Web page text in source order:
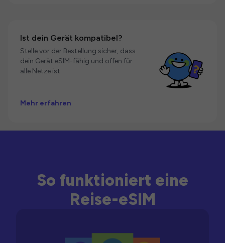
Ist dein Gerät kompatibel?
Stelle vor der Bestellung sicher, dass
dein Gerät eSIM-fähig und offen für
alle Netze ist.
Mehr erfahren
So funktioniert eine
Reise-eSIM